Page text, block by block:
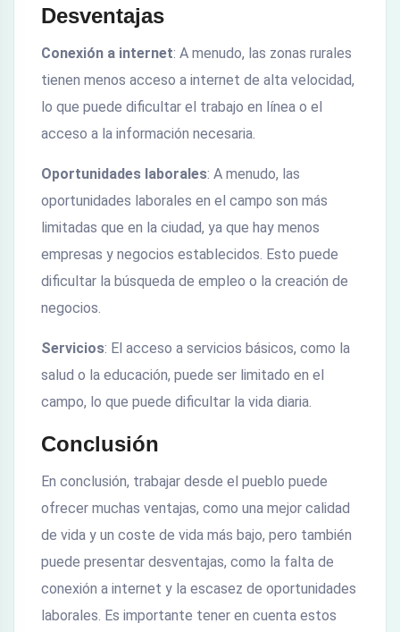
Desventajas
Conexión a internet: A menudo, las zonas rurales
tienen menos acceso a internet de alta velocidad,
lo que puede dificultar el trabajo en línea o el
acceso a la información necesaria.
Oportunidades laborales: A menudo, las
oportunidades laborales en el campo son más
limitadas que en la ciudad, ya que hay menos
empresas y negocios establecidos. Esto puede
dificultar la búsqueda de empleo o la creación de
negocios.
Servicios: El acceso a servicios básicos, como la
salud o la educación, puede ser limitado en el
campo, lo que puede dificultar la vida diaria.
Conclusión
En conclusión, trabajar desde el pueblo puede
ofrecer muchas ventajas, como una mejor calidad
de vida y un coste de vida más bajo, pero también
puede presentar desventajas, como la falta de
conexión a internet y la escasez de oportunidades
laborales. Es importante tener en cuenta estos